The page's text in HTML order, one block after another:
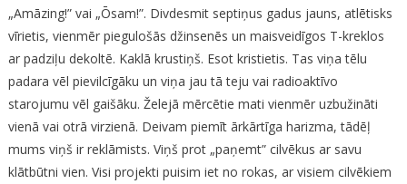
„Amāzing!” vai „Ōsam!”. Divdesmit septiņus gadus jauns, atlētisks
vīrietis, vienmēr piegulošās džinsenēs un maisveidīgos T-kreklos
ar padziļu dekoltē. Kaklā krustiņš. Esot kristietis. Tas viņa tēlu
padara vēl pievilcīgāku un viņa jau tā teju vai radioaktīvo
starojumu vēl gaišāku. Želejā mērcētie mati vienmēr uzbužināti
vienā vai otrā virzienā. Deivam piemīt ārkārtīga harizma, tādēļ
mums viņš ir reklāmists. Viņš prot „paņemt” cilvēkus ar savu
klātbūtni vien. Visi projekti puisim iet no rokas, ar visiem cilvēkiem